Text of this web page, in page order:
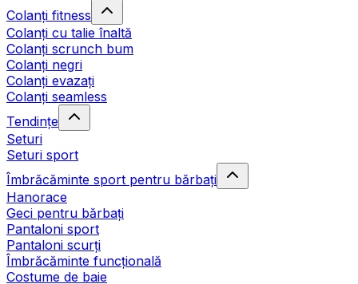
Colanți fitness
Colanți cu talie înaltă
Colanți scrunch bum
Colanți negri
Colanți evazați
Colanți seamless
Tendințe
Seturi
Seturi sport
Îmbrăcăminte sport pentru bărbați
Hanorace
Geci pentru bărbați
Pantaloni sport
Pantaloni scurți
Îmbrăcăminte funcțională
Costume de baie